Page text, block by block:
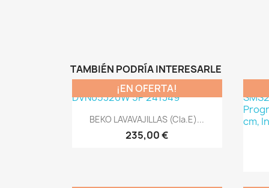
TAMBIÉN PODRÍA INTERESARLE
Vista rápida
BEKO LAVAVAJILLAS (Cla.E)...
235,00 €
¡EN OFERTA!